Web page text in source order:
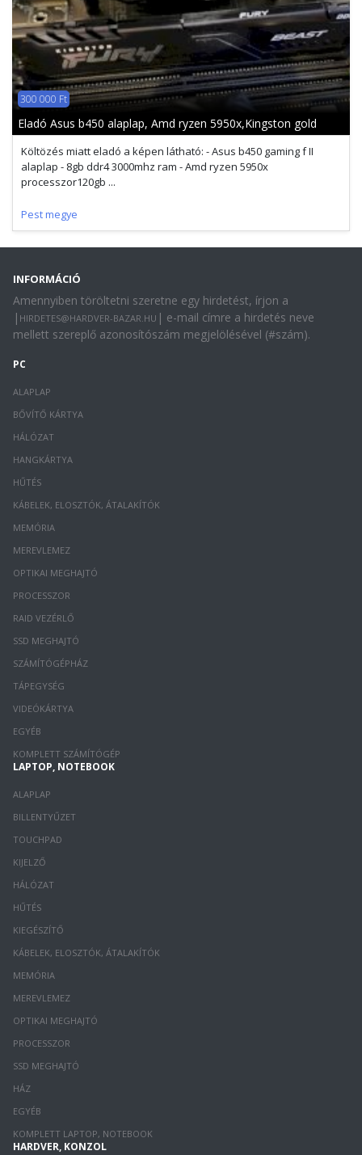
300 000 Ft
Eladó Asus b450 alaplap, Amd ryzen 5950x,Kingston gold
Költözés miatt eladó a képen látható: - Asus b450 gaming f II
alaplap - 8gb ddr4 3000mhz ram - Amd ryzen 5950x
processzor120gb ...
Pest megye
INFORMÁCIÓ
Amennyiben töröltetni szeretne egy hirdetést, írjon a
| HIRDETES@HARDVER-BAZAR.HU | e-mail címre a hirdetés neve
mellett szereplő azonosítószám megjelölésével (#szám).
PC
ALAPLAP
BŐVÍTŐ KÁRTYA
HÁLÓZAT
HANGKÁRTYA
HŰTÉS
KÁBELEK, ELOSZTÓK, ÁTALAKÍTÓK
MEMÓRIA
MEREVLEMEZ
OPTIKAI MEGHAJTÓ
PROCESSZOR
RAID VEZÉRLŐ
SSD MEGHAJTÓ
SZÁMÍTÓGÉPHÁZ
TÁPEGYSÉG
VIDEÓKÁRTYA
EGYÉB
KOMPLETT SZÁMÍTÓGÉP
LAPTOP, NOTEBOOK
ALAPLAP
BILLENTYŰZET
TOUCHPAD
KIJELZŐ
HÁLÓZAT
HŰTÉS
KIEGÉSZÍTŐ
KÁBELEK, ELOSZTÓK, ÁTALAKÍTÓK
MEMÓRIA
MEREVLEMEZ
OPTIKAI MEGHAJTÓ
PROCESSZOR
SSD MEGHAJTÓ
HÁZ
EGYÉB
KOMPLETT LAPTOP, NOTEBOOK
HARDVER, KONZOL